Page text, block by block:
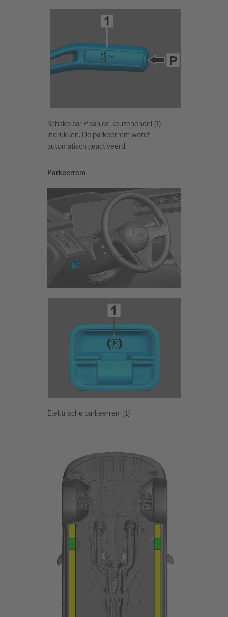
Schakelaar P aan de keuzehendel (1)
indrukken. De parkeerrem wordt
automatisch geactiveerd.
Parkeerrem
Elektrische parkeerrem (1)